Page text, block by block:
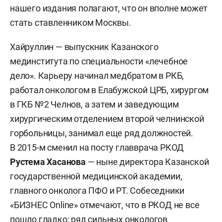
нашего издания полагают, что он вполне может
стать ставленником Москвы.
Хайруллин — выпускник Казанского
мединститута по специальности «лечебное
дело». Карьеру начинал медбратом в РКБ,
работал онкологом в Елабужской ЦРБ, хирургом
в ГКБ №2 Челнов, а затем и заведующим
хирургическим отделением второй челнинской
горбольницы, занимал еще ряд должностей.
В 2015-м сменил на посту главврача РКОД
Рустема Хасанова — ныне директора Казанской
государственной медицинской академии,
главного онколога ПФО и РТ. Собеседники
«БИЗНЕС Online» отмечают, что в РКОД не все
пошло гладко: ряд сильных онкологов